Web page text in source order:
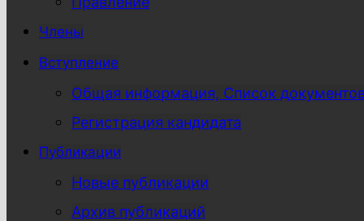
Члены
Вступление
Общая информация, Список
Регистрация кандидата
Публикации
Новые публикации
Архив публикаций